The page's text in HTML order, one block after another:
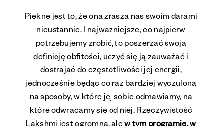
Piękne jest to, że ona zrasza nas swoim darami
nieustannie. I najważniejsze, co najpierw
potrzebujemy zrobić, to poszerzać swoją
definicję obfitości, uczyć się ją zauważać i
dostrajać do częstotliwości jej energii,
jednocześnie będąc co raz bardziej wyczuloną
na sposoby, w które jej sobie odmawiamy, na
które odwracamy się od niej. Rzeczywistość